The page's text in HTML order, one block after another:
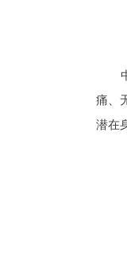
痛、
潜在